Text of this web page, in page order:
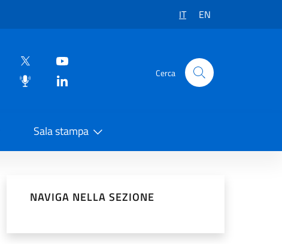
IT EN
Cerca
Sala stampa
NAVIGA NELLA SEZIONE